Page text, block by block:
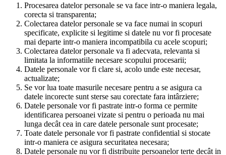
Procesarea datelor personale se va face intr-o maniera legala,
corecta si transparenta;
Colectarea datelor personale se va face numai in scopuri
specificate, explicite si legitime si datele nu vor fi procesate
mai departe intr-o maniera incompatibila cu acele scopuri;
Colectarea datelor personale va fi adecvata, relevanta si
limitata la informatiile necesare scopului procesarii;
Datele personale vor fi clare si, acolo unde este necesar,
actualizate;
Se vor lua toate masurile necesare pentru a se asigura ca
datele incorecte sunt sterse sau corectate fara intârziere;
Datele personale vor fi pastrate intr-o forma ce permite
identificarea persoanei vizate si pentru o perioada nu mai
lunga decât cea in care datele personale sunt procesate;
Toate datele personale vor fi pastrate confidential si stocate
intr-o maniera ce asigura securitatea necesara;
Datele personale nu vor fi distribuite persoanelor terte decât in